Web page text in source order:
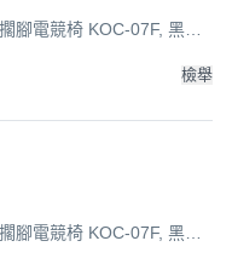
腳電競椅 KOC-07F, 黑配
檢舉
腳電競椅 KOC-07F, 黑配